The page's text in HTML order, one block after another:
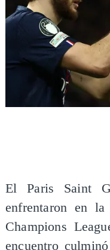
El Paris Saint
enfrentaron en
Champions
encuentro